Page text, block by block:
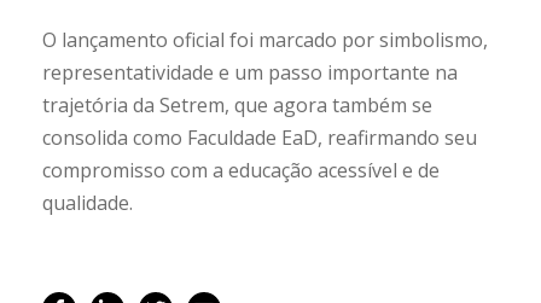
O lançamento oficial foi marcado por simbolismo,
representatividade e um passo importante na
trajetória da Setrem, que agora também se
consolida como Faculdade EaD, reafirmando seu
compromisso com a educação acessível e de
qualidade.